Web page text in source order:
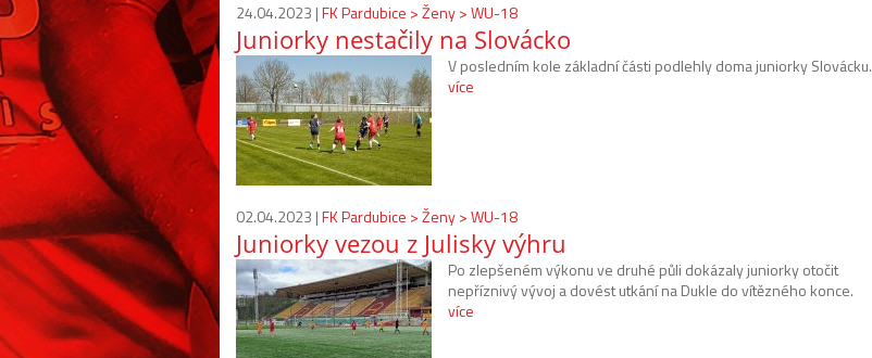
24.04.2023 |FK Pardubice > Ženy > WU-18
Juniorky nestačily na Slovácko
V posledním kole základní části podlehly doma juniorky Slovácku.
více
02.04.2023 |FK Pardubice > Ženy > WU-18
Juniorky vezou z Julisky výhru
Po zlepšeném výkonu ve druhé půli dokázaly juniorky otočit
nepříznivý vývoj a dovést utkání na Dukle do vítězného konce.
více